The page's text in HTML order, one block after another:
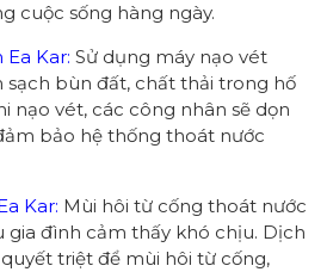
cuộc sống hàng ngày.
Kar: Sử dụng máy nạo vét
sạch bùn đất, chất thải trong hố
nạo vét, các công nhân sẽ dọn
bảo hệ thống thoát nước
Kar: Mùi hôi từ cống thoát nước
gia đình cảm thấy khó chịu. Dịch
triệt để mùi hôi từ cống,